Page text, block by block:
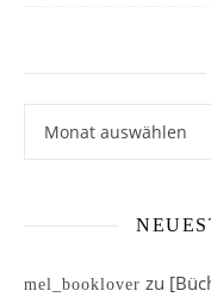
mel_booklover zu